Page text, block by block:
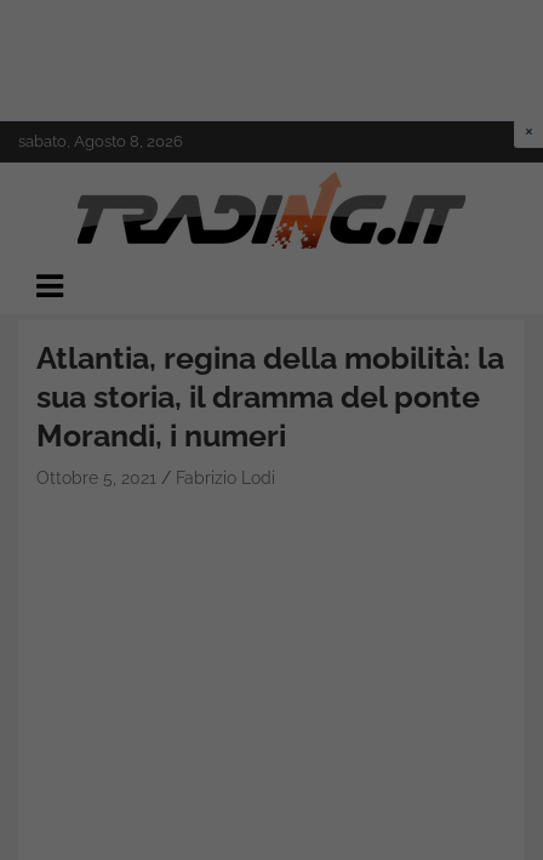
to
sabato, Agosto 8, 2026
Trading.it
Atlantia, regina della mobilità: la
sua storia, il dramma del ponte
Morandi, i numeri
Ottobre 5, 2021 Fabrizio Lodi